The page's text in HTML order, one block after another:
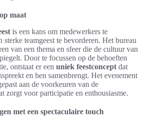
maat
is een kans om medewerkers te
sterke teamgeest te bevorderen. Het bureau
van een thema en sfeer die de cultuur van
Door te focussen op de behoeften
ontstaat er een uniek feestconcept dat
en hen samenbrengt. Het evenement
aan de voorkeuren van de
zorgt voor participatie en enthousiasme.
met een spectaculaire touch